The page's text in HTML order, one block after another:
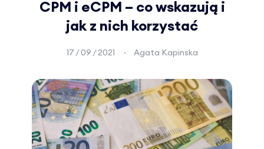
CPM i eCPM – co wskazują i
jak z nich korzystać
17 / 09 / 2021 Agata Kapinska